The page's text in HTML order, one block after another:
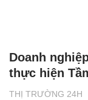
THỊ TRƯỜNG 24H
Doanh
thực hiện